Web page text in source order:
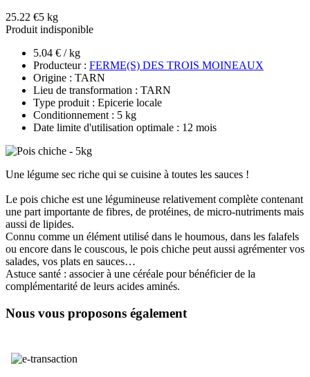
25.22 €5 kg
Produit indisponible
5.04 € / kg
Producteur : FERME(S) DES TROIS MOINEAUX
Origine : TARN
Lieu de transformation : TARN
Type produit : Epicerie locale
Conditionnement : 5 kg
Date limite d'utilisation optimale : 12 mois
Une légume sec riche qui se cuisine à toutes les sauces !
Le pois chiche est une légumineuse relativement complète contenant
une part importante de fibres, de protéines, de micro-nutriments mais
aussi de lipides.
Connu comme un élément utilisé dans le houmous, dans les falafels
ou encore dans le couscous, le pois chiche peut aussi agrémenter vos
salades, vos plats en sauces…
Astuce santé : associer à une céréale pour bénéficier de la
complémentarité de leurs acides aminés.
Nous vous proposons également